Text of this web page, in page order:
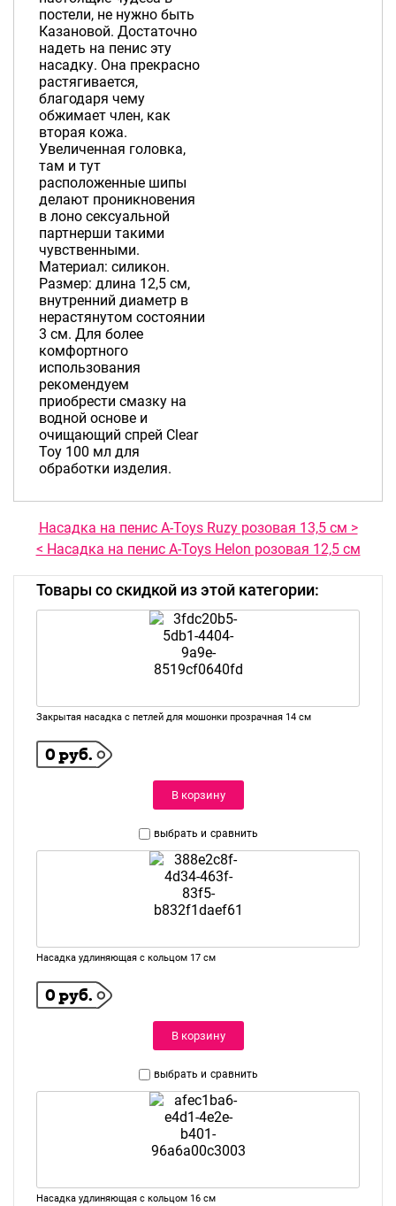
постели, не нужно быть
Казановой. Достаточно
надеть на пенис эту
насадку. Она прекрасно
растягивается,
благодаря чему
обжимает член, как
вторая кожа.
Увеличенная головка,
там и тут
расположенные шипы
делают проникновения
в лоно сексуальной
партнерши такими
чувственными.
Материал: силикон.
Размер: длина 12,5 см,
внутренний диаметр в
нерастянутом состоянии
3 см. Для более
комфортного
использования
рекомендуем
приобрести смазку на
водной основе и
очищающий спрей Clear
Toy 100 мл для
обработки изделия.
Насадка на пенис A-Toys Ruzy розовая 13,5 см >
< Насадка на пенис A-Toys Helon розовая 12,5 см
Товары со скидкой из этой категории:
Закрытая насадка с петлей для мошонки прозрачная 14 см
0 руб.
В корзину
выбрать и сравнить
Насадка удлиняющая с кольцом 17 см
0 руб.
В корзину
выбрать и сравнить
Насадка удлиняющая с кольцом 16 см